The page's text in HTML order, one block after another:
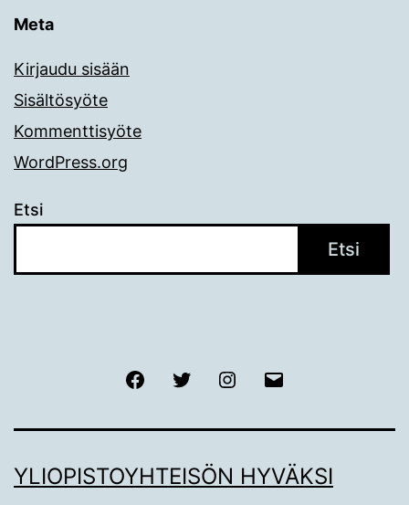
Meta
Kirjaudu sisään
Sisältösyöte
Kommenttisyöte
WordPress.org
Etsi
Etsi
FacebookTwitter Instagram
YLIOPISTOYHTEISÖN HYVÄKSI